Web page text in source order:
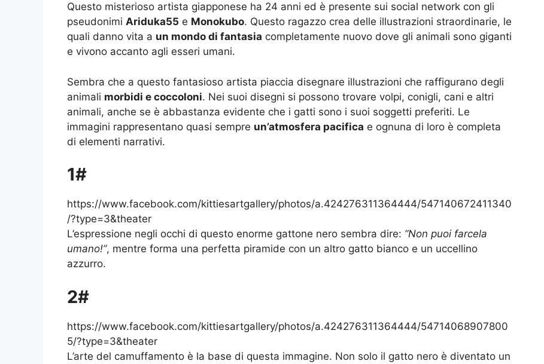
Questo misterioso artista giapponese ha 24 anni ed è presente sui social network con gli
pseudonimi Ariduka55 e Monokubo. Questo ragazzo crea delle illustrazioni straordinarie, le
quali danno vita a un mondo di fantasia completamente nuovo dove gli animali sono giganti
e vivono accanto agli esseri umani.
Sembra che a questo fantasioso artista piaccia disegnare illustrazioni che raffigurano degli
animali morbidi e coccoloni. Nei suoi disegni si possono trovare volpi, conigli, cani e altri
animali, anche se è abbastanza evidente che i gatti sono i suoi soggetti preferiti. Le
immagini rappresentano quasi sempre un’atmosfera pacifica e ognuna di loro è completa
di elementi narrativi.
1#
https://www.facebook.com/kittiesartgallery/photos/a.424276311364444/547140672411340
/?type=3&theater
L’espressione negli occhi di questo enorme gattone nero sembra dire: “Non puoi farcela
umano!”, mentre forma una perfetta piramide con un altro gatto bianco e un uccellino
azzurro.
2#
https://www.facebook.com/kittiesartgallery/photos/a.424276311364444/54714068907800
5/?type=3&theater
L’arte del camuffamento è la base di questa immagine. Non solo il gatto nero è diventato un